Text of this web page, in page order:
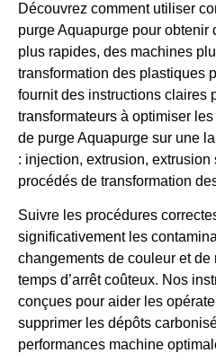
Découvrez comment utiliser
purge Aquapurge pour obtenir
plus rapides, des machines
transformation des plastiques
fournit des instructions claires
transformateurs à optimiser
de purge Aquapurge sur une
: injection, extrusion, extrusion
procédés de transformation
Suivre les procédures
significativement les
changements de couleur et
temps d’arrêt coûteux. Nos
conçues pour aider les
supprimer les dépôts
performances machine